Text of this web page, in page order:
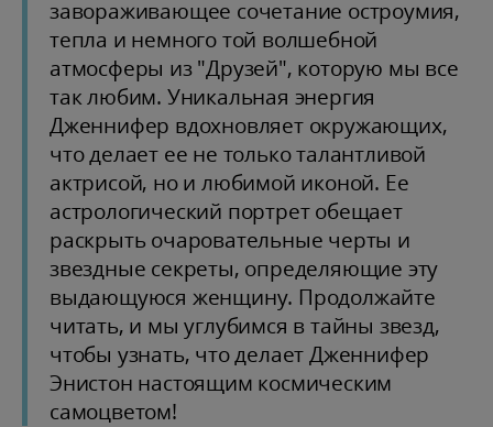
завораживающее сочетание остроумия,
тепла и немного той волшебной
атмосферы из "Друзей", которую мы все
так любим. Уникальная энергия
Дженнифер вдохновляет окружающих,
что делает ее не только талантливой
актрисой, но и любимой иконой. Ее
астрологический портрет обещает
раскрыть очаровательные черты и
звездные секреты, определяющие эту
выдающуюся женщину. Продолжайте
читать, и мы углубимся в тайны звезд,
чтобы узнать, что делает Дженнифер
Энистон настоящим космическим
самоцветом!